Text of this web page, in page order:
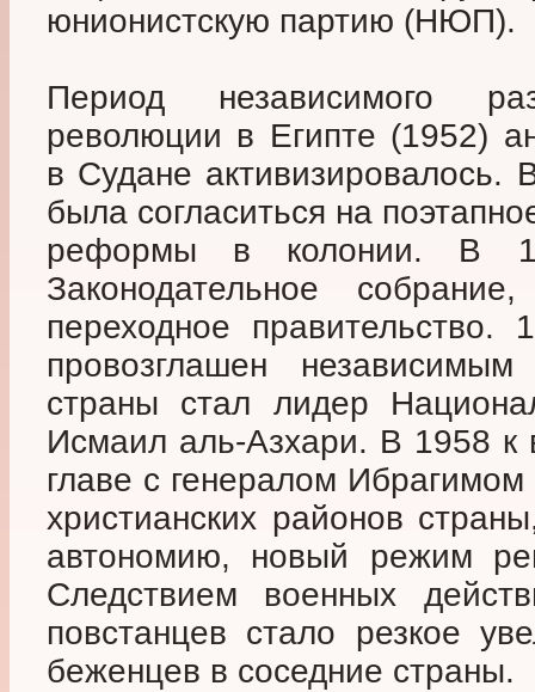
юнионистскую партию (НЮП).
Период независимого
революции в Египте (1952)
в Судане активизировалось.
была согласиться на
реформы в колонии. В
Законодательное
переходное
провозглашен
страны стал лидер
Исмаил аль-Азхари. В 1958 к
главе с генералом
христианских районов
автономию, новый режим
Следствием военных
повстанцев стало резкое
беженцев в соседние страны.